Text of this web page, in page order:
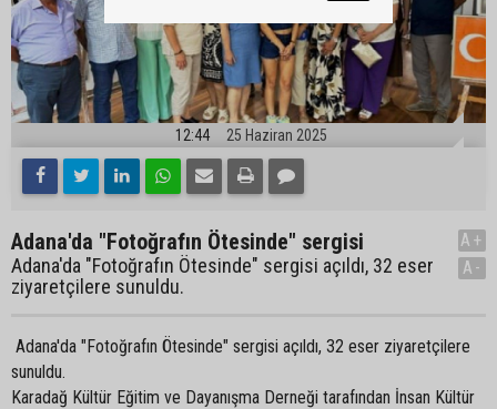
12:44 25 Haziran 2025
Adana'da "Fotoğrafın Ötesinde" sergisi
Adana'da "Fotoğrafın Ötesinde" sergisi açıldı, 32 eser
ziyaretçilere sunuldu.
A+
A-
Adana'da "Fotoğrafın Ötesinde" sergisi açıldı, 32 eser ziyaretçilere
sunuldu.
Karadağ Kültür Eğitim ve Dayanışma Derneği tarafından İnsan Kültür